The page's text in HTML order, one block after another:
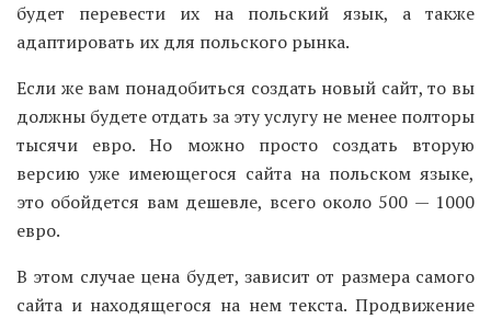
будет перевести их на польский язык, а также
адаптировать их для польского рынка.
Если же вам понадобиться создать новый сайт, то вы
должны будете отдать за эту услугу не менее полторы
тысячи евро. Но можно просто создать вторую
версию уже имеющегося сайта на польском языке,
это обойдется вам дешевле, всего около 500 — 1000
евро.
В этом случае цена будет, зависит от размера самого
сайта и находящегося на нем текста. Продвижение